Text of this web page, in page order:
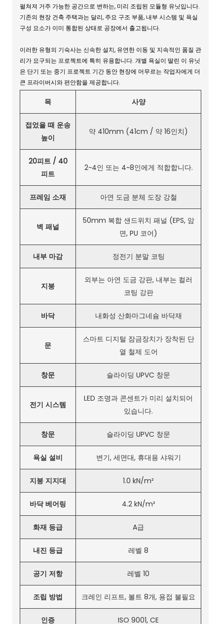
펼쳐져 거주 가능한 공간으로 변하는, 미리 조립된 모듈형 유닛입니다.
기존의 현장 건축 주택과는 달리, 주요 구조 부품, 내부 시스템 및 욕실
구성 요소가 이미 통합된 상태로 공장에서 출고됩니다.
이러한 유형의 기숙사는 신속한 설치, 유연한 이동 및 지속적인 품질 관
리가 요구되는 프로젝트에 특히 유용합니다. 개별 욕실이 딸린 이 유닛
은 단기 또는 중기 프로젝트 기간 동안 현장에 머무르는 작업자에게 더
큰 프라이버시와 편안함을 제공합니다.
목 사양
접었을 때 운송
높이
약 410mm (41cm / 약 16인치)
20피트 / 40
피트
2~4인 또는 4~8인에게 적합합니다.
프레임 소재 아연 도금 분체 도장 강철
벽 패널
50mm 복합 샌드위치 패널 (EPS, 암
면, PU 코어)
내부 마감 정전기 분말 코팅
지붕
외부는 아연 도금 강판, 내부는 컬러
코팅 강판
바닥 내화성 산화마그네슘 바닥재
문
스마트 디지털 잠금장치가 장착된 단
열 철제 도어
창문 슬라이딩 UPVC 창문
전기 시스템
LED 조명과 콘센트가 미리 설치되어
있습니다.
창문 슬라이딩 UPVC 창문
욕실 설비 변기, 세면대, 휴대용 샤워기
지붕 지지대 1.0 kN/m²
바닥 베어링 4.2 kN/m²
화재 등급 A급
내진 등급 레벨 8
공기 저항 레벨 10
조립 방법 크레인 리프트, 볼트 8개, 용접 불필요
인증 ISO 9001, CE